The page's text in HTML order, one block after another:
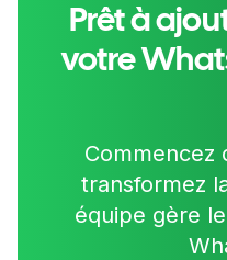
Prêt à
votre
Commencez
transformez
équipe gère